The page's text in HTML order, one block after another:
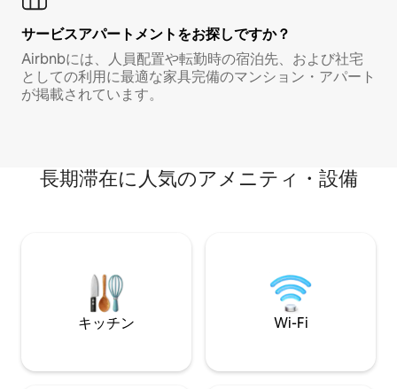
サービスアパートメントをお探しですか？
Airbnbには、人員配置や転勤時の宿泊先、および社宅
としての利用に最適な家具完備のマンション・アパート
が掲載されています。
長期滞在に人気のアメニティ・設備
キッチン Wi-Fi